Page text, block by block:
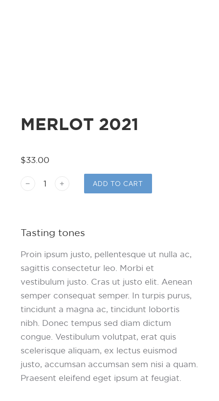
MERLOT 2021
$33.00
ADD TO CART
Tasting tones
Proin ipsum justo, pellentesque ut nulla ac,
sagittis consectetur leo. Morbi et
vestibulum justo. Cras ut justo elit. Aenean
semper consequat semper. In turpis purus,
tincidunt a magna ac, tincidunt lobortis
nibh. Donec tempus sed diam dictum
congue. Vestibulum volutpat, erat quis
scelerisque aliquam, ex lectus euismod
justo, accumsan accumsan sem nisi a quam.
Praesent eleifend eget ipsum at feugiat.